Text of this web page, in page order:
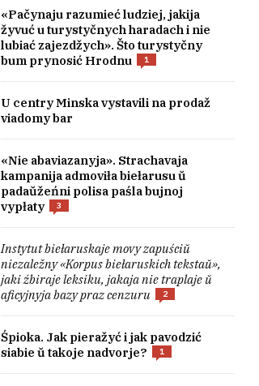
«Pačynaju razumieć ludziej, jakija
žyvuć u turystyčnych haradach i nie
lubiać zajezdžych». Što turystyčny
bum prynosić Hrodnu
1
U centry Minska vystavili na prodaž
viadomy bar
«Nie abaviazanyja». Strachavaja
kampanija admoviła biełarusu ŭ
padaŭžeńni polisa paśla bujnoj
vypłaty
3
Instytut biełaruskaje movy zapuściŭ
niezaležny «Korpus biełaruskich tekstaŭ»,
jaki źbiraje leksiku, jakaja nie traplaje ŭ
aficyjnyja bazy praz cenzuru
2
Śpioka. Jak pieražyć i jak pavodzić
siabie ŭ takoje nadvorje?
1